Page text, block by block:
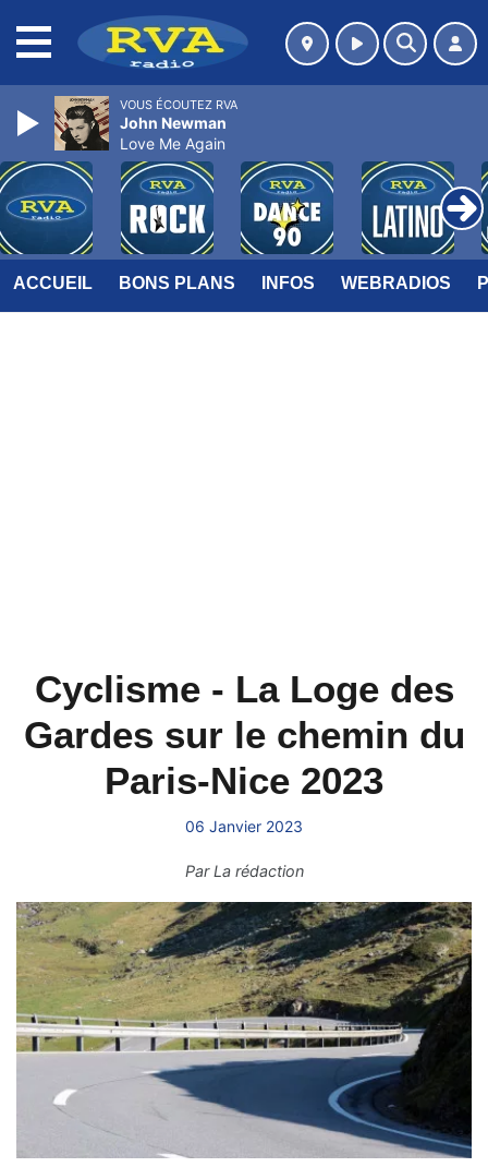
ACCUEIL BONS PLANS INFOS WEBRADIOS
Cyclisme - La Loge des
Gardes sur le chemin du
Paris-Nice 2023
06 Janvier 2023
ParLa rédaction
VOUS ÉCOUTEZ RVA
John Newman
Love Me Again